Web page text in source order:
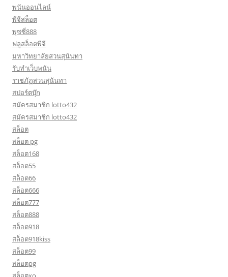
พนันออนไลน์
พีจีสล็อต
พุซซี่888
ฟลูสล็อตพีจี
มหาวิทยาลัยสวนสุนันทา
รับทำเว็บพนัน
ราชภัฏสวนสุนันทา
สปอร์ตบุ๊ก
สมัครสมาชิก lotto432
สมัครสมาชิก lotto432
สล็อต
สล็อต pg
สล็อต168
สล็อต55
สล็อต66
สล็อต666
สล็อต777
สล็อต888
สล็อต918
สล็อต918kiss
สล็อต99
สล็อตpg